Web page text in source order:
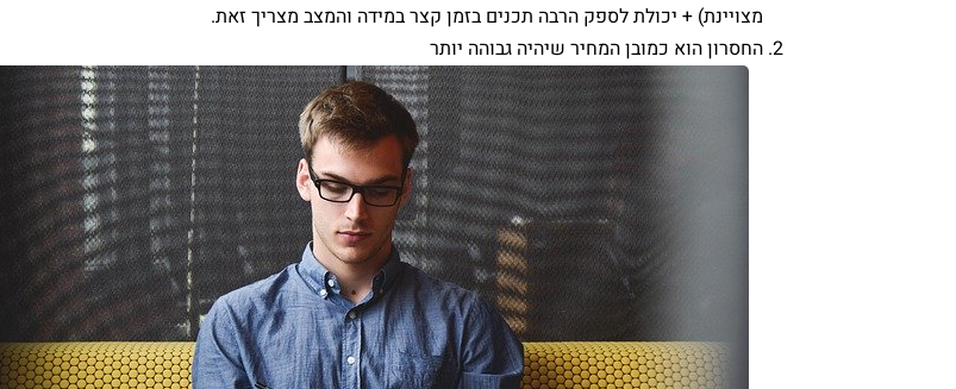
מצויינת) + יכולת לספק הרבה תכנים בזמן קצר במידה והמצב מצריך זאת.
החסרון הוא כמובן המחיר שיהיה גבוהה יותר